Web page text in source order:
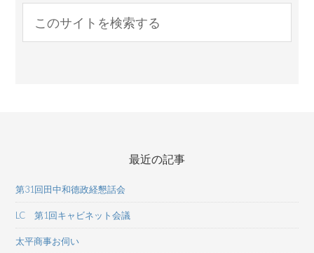
最近の記事
第31回田中和德政経懇話会
LC 第1回キャビネット会議
太平商事お伺い